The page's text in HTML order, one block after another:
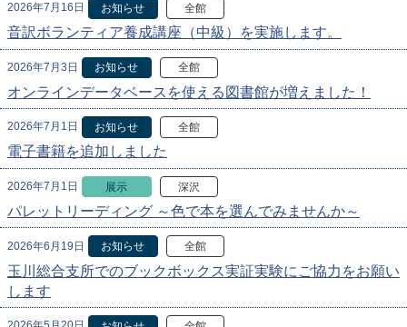
2026年7月16日 お知らせ 全館
音訳ボランティア養成講座（中級）を実施します。
2026年7月3日 お知らせ 全館
オンラインデータベースを使える図書館が増えました！
2026年7月1日 お知らせ 全館
電子書籍を追加しました
2026年7月1日 展示 深沢
パレットリーディング ～色で本を選んでみませんか～
2026年6月19日 お知らせ 全館
玉川総合支所でのブックボックス実証実験にご協力をお願い
します